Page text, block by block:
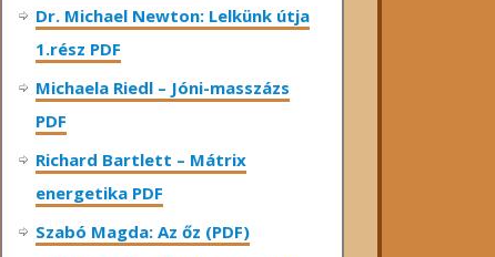
Dr. Michael Newton: Lelkünk útja
1.rész PDF
Michaela Riedl – Jóni-masszázs
PDF
Richard Bartlett – Mátrix
energetika PDF
Szabó Magda: Az őz (PDF)